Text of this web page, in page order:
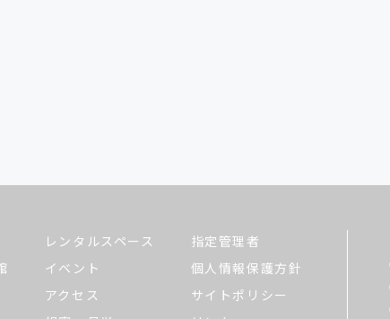
レンタルスペース
イベント
アクセス
指定管理者
個人情報保護方針
サイトポリシー